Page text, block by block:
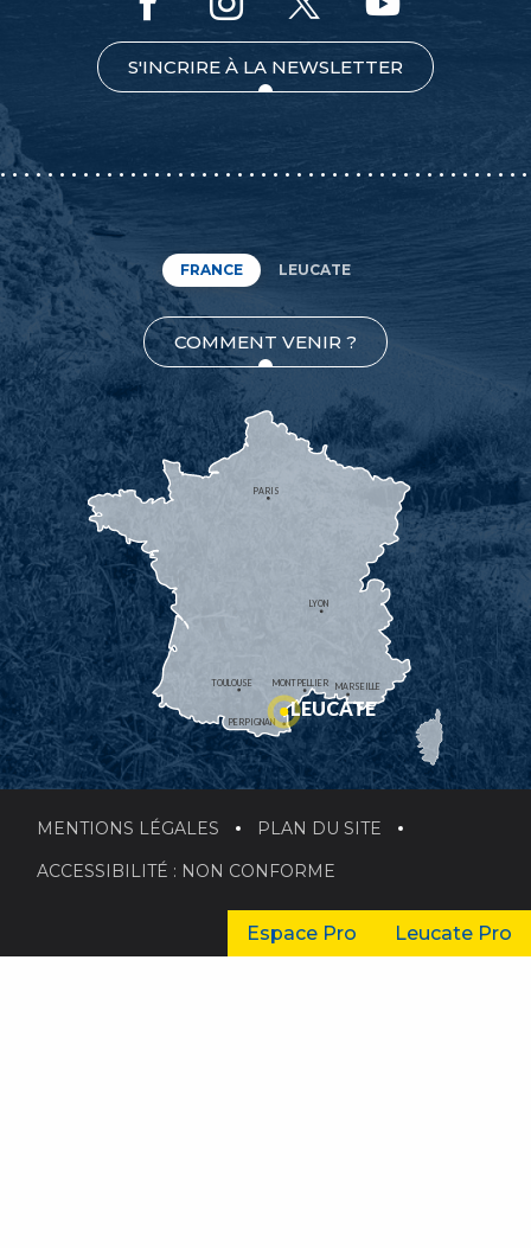
S'INCRIRE À LA NEWSLETTER
FRANCE LEUCATE
COMMENT VENIR ?
MONTPELLIER
PERPIGNAN
MARSEILLE
TOULOUSE
LYON
PARIS
LEUCATE
MENTIONS LÉGALES PLAN DU SITE
ACCESSIBILITÉ : NON CONFORME
Espace Pro Leucate Pro